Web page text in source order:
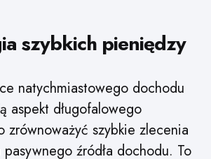
szybkich pieniędzy
natychmiastowego dochodu
aspekt długofalowego
zrównoważyć szybkie zlecenia
źródła dochodu. To